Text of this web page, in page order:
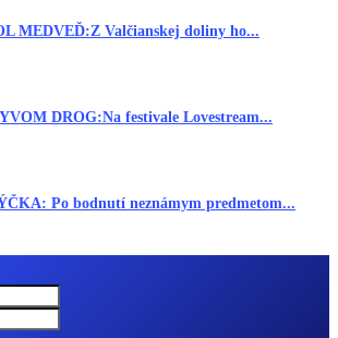
MEDVEĎ:Z Valčianskej doliny ho...
DROG:Na festivale Lovestream...
Po bodnutí neznámym predmetom...